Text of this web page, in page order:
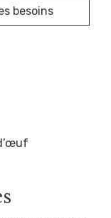
besoins